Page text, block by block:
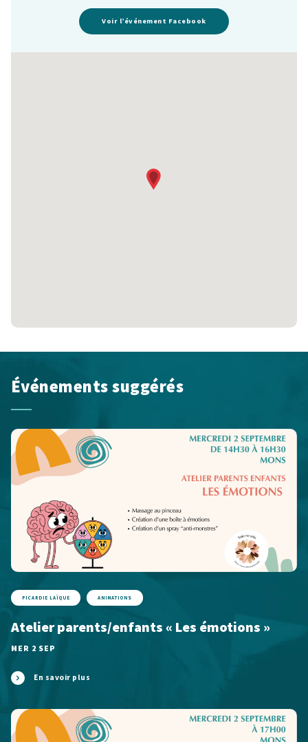
Voir l’événement Facebook
Événements suggérés
PICARDIE LAÏQUE ANIMATIONS
Atelier parents/enfants « Les émotions »
MER 2 SEP
En savoir plus